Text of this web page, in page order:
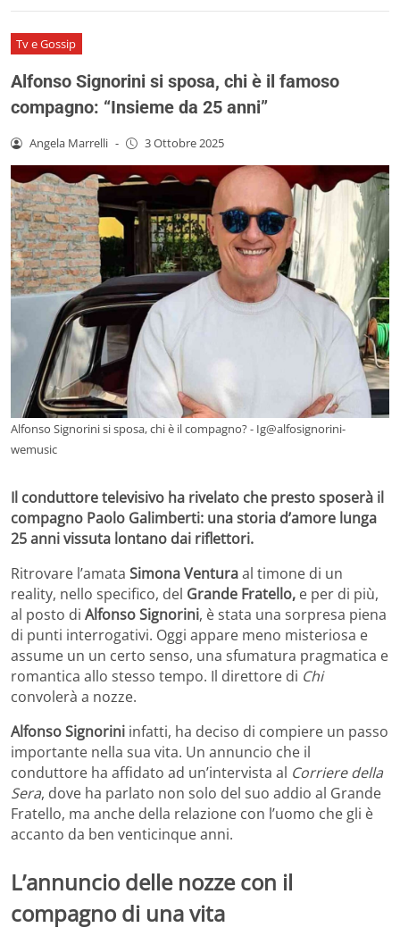
Tv e Gossip
Alfonso Signorini si sposa, chi è il famoso
compagno: “Insieme da 25 anni”
Angela Marrelli - 3 Ottobre 2025
Alfonso Signorini si sposa, chi è il compagno? - Ig@alfosignorini-
wemusic
Il conduttore televisivo ha rivelato che presto sposerà il
compagno Paolo Galimberti: una storia d’amore lunga
25 anni vissuta lontano dai riflettori.
Ritrovare l’amata Simona Venturaal timone di un
reality, nello specifico, del Grande Fratello, e per di più,
al posto di Alfonso Signorini, è stata una sorpresa piena
di punti interrogativi. Oggi appare meno misteriosa e
assume un un certo senso, una sfumatura pragmatica e
romantica allo stesso tempo. Il direttore di Chi
convolerà a nozze.
Alfonso Signorini infatti, ha deciso di compiere un passo
importante nella sua vita. Un annuncio che il
conduttore ha affidato ad un’intervista al Corriere della
Sera, dove ha parlato non solo del suo addio al Grande
Fratello, ma anche della relazione con l’uomo che gli è
accanto da ben venticinque anni.
L’annuncio delle nozze con il
compagno di una vita